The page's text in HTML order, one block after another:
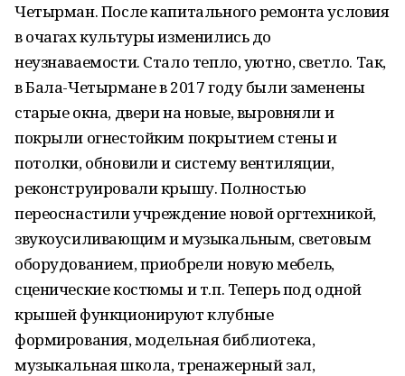
Четырман. После капитального ремонта условия
в очагах культуры изменились до
неузнаваемости. Стало тепло, уютно, светло. Так,
в Бала-Четырмане в 2017 году были заменены
старые окна, двери на новые, выровняли и
покрыли огнестойким покрытием стены и
потолки, обновили и систему вентиляции,
реконструировали крышу. Полностью
переоснастили учреждение новой оргтехникой,
звукоусиливающим и музыкальным, световым
оборудованием, приобрели новую мебель,
сценические костюмы и т.п. Теперь под одной
крышей функционируют клубные
формирования, модельная библиотека,
музыкальная школа, тренажерный зал,